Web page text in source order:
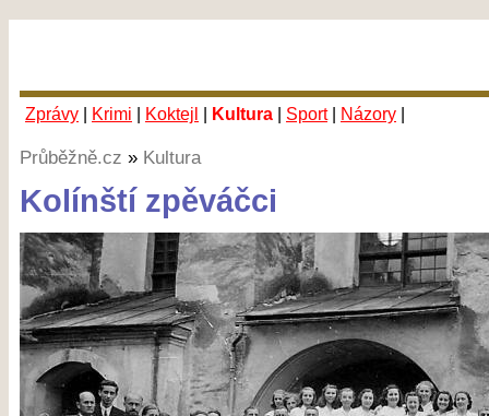
Zprávy | Krimi | Koktejl | Kultura | Sport| Názory |
Průběžně.cz » Kultura
Kolínští zpěváčci